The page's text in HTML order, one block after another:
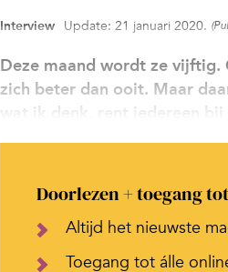
Interview Update: 21 januari 2020.
Deze maand wordt ze vijftig.
zich beter dan ooit. Maar
wat ik denk, rent iedereen
Doorlezen + toegang
Altijd het nieuwste
Toegang tot álle